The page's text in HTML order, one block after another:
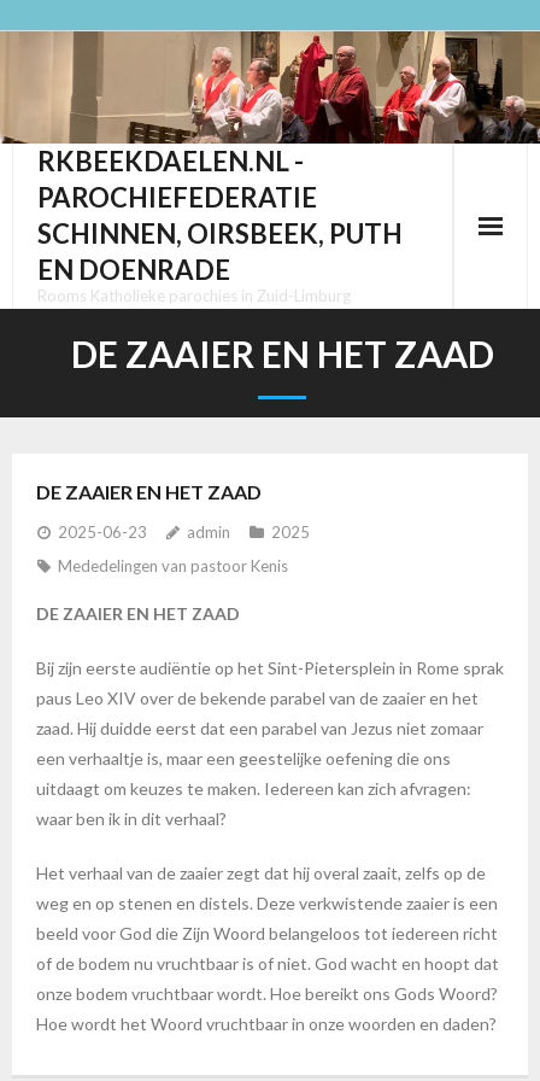
inhoud
RKBEEKDAELEN.NL -
PAROCHIEFEDERATIE
SCHINNEN, OIRSBEEK, PUTH
EN DOENRADE
Rooms Katholieke parochies in Zuid-Limburg
DE ZAAIER EN HET ZAAD
DE ZAAIER EN HET ZAAD
2025-06-23 admin
2025
Mededelingen van pastoor Kenis
DE ZAAIER EN HET ZAAD
Bij zijn eerste audiëntie op het Sint-Pietersplein in Rome sprak
paus Leo XIV over de bekende parabel van de zaaier en het
zaad. Hij duidde eerst dat een parabel van Jezus niet zomaar
een verhaaltje is, maar een geestelijke oefening die ons
uitdaagt om keuzes te maken. Iedereen kan zich afvragen:
waar ben ik in dit verhaal?
Het verhaal van de zaaier zegt dat hij overal zaait, zelfs op de
weg en op stenen en distels. Deze verkwistende zaaier is een
beeld voor God die Zijn Woord belangeloos tot iedereen richt
of de bodem nu vruchtbaar is of niet. God wacht en hoopt dat
onze bodem vruchtbaar wordt. Hoe bereikt ons Gods Woord?
Hoe wordt het Woord vruchtbaar in onze woorden en daden?